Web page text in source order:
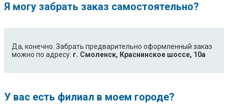
Я могу забрать заказ самостоятельно?
Да, конечно. Забрать предварительно оформленный заказ
можно по адресу: г. Смоленск, Краснинское шоссе, 10а
У вас есть филиал в моем городе?